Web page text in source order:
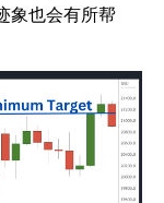
象也会有所帮